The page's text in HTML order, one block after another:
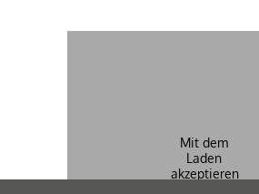
Mit dem
Laden
akzeptieren